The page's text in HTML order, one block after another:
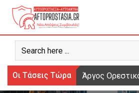
Ψάχνω
για...
Οι Τάσεις Τώρα Άργος